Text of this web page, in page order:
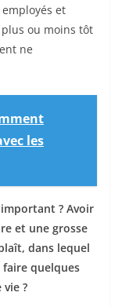
et
ou moins tôt
ne
les
? Avoir
et une grosse
dans lequel
faire quelques
?